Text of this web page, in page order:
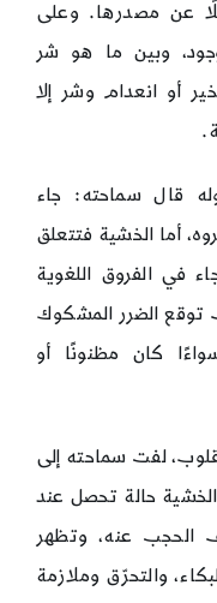
عن مصدرها. وعلى
وبين ما هو شر
أو انعدام وشر إلا
قال سماحته: جاء
أما الخشية فتتعلق
في الفروق اللغوية
توقع الضرر المشكوك
كان مظنونًا أو
لفت سماحته إلى
حالة تحصل عند
الحجب عنه، وتظهر
والتحرّق وملازمة